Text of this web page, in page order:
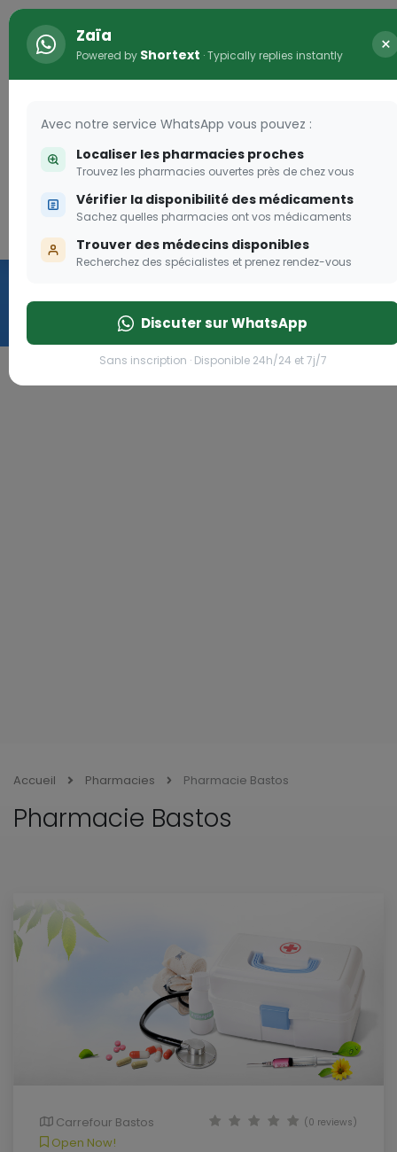
Les aides sociales Pharma
Dream
pique!
Go
Accueil Pharmacies Pharmacie Bastos
Pharmacie Bastos
Carrefour Bastos (0 reviews)
Open Now!
Zaïa
Powered by Shortext · Typically replies instantly ×
Avec notre service WhatsApp vous pouvez :
Localiser les pharmacies proches
Trouvez les pharmacies ouvertes près de chez vous
Vérifier la disponibilité des médicaments
Sachez quelles pharmacies ont vos médicaments
Trouver des médecins disponibles
Recherchez des spécialistes et prenez rendez-vous
Discuter sur WhatsApp
Sans inscription · Disponible 24h/24 et 7j/7